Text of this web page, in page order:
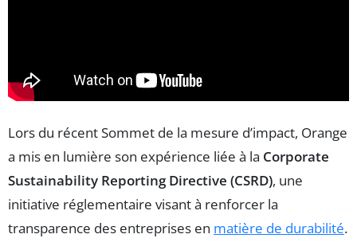
Lors du récent Sommet de la mesure d’impact, Orange
a mis en lumière son expérience liée à la Corporate
Sustainability Reporting Directive (CSRD), une
initiative réglementaire visant à renforcer la
transparence des entreprises en matière de durabilité.